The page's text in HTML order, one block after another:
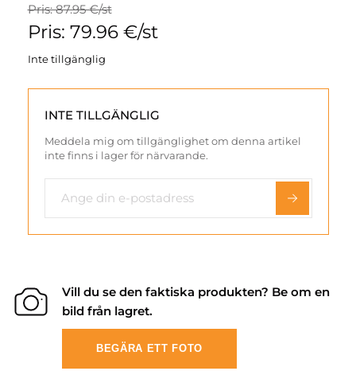
Pris: 87.95 €/st
Pris: 79.96 €/st
Inte tillgänglig
INTE TILLGÄNGLIG
Meddela mig om tillgänglighet om denna artikel
inte finns i lager för närvarande.
Vill du se den faktiska produkten? Be om en
bild från lagret.
BEGÄRA ETT FOTO